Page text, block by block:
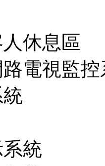
休息區
電視監控
統